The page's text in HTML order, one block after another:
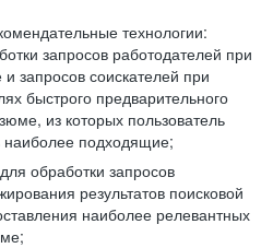
технологии:
запросов работодателей при
запросов соискателей при
быстрого предварительного
из которых пользователь
подходящие;
обработки запросов
результатов поисковой
наиболее релевантных